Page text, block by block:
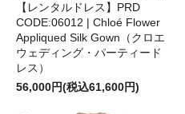
【レンタルドレス】PRD
CODE:06012 | Chloé Flower
Appliqued Silk Gown（クロエ
ウェディング・パーティード
レス）
56,000円(税込61,600円)